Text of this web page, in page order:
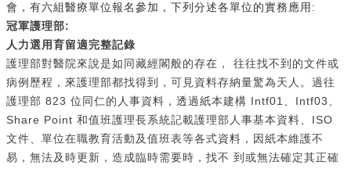
會，有六組醫療單位報名參加，下列分述各單位的實務應用:
冠軍護理部:
人力選用育留適完整記錄
護理部對醫院來說是如同藏經閣般的存在， 往往找不到的文件或
病例歷程，來護理部都找得到，可見資料存納量驚為天人。過往
護理部 823 位同仁的人事資料，透過紙本建構 Intf01、Intf03、
Share Point 和值班護理長系統記載護理部人事基本資料、ISO
文件、單位在職教育活動及值班表等各式資料，因紙本維護不
易，無法及時更新，造成臨時需要時，找不 到或無法確定其正確